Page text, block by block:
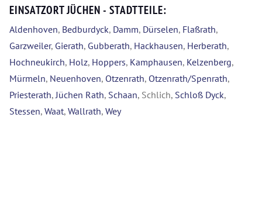
EINSATZORT JÜCHEN - STADTTEILE:
Aldenhoven, Bedburdyck, Damm, Dürselen, Flaßrath,
Garzweiler, Gierath, Gubberath, Hackhausen, Herberath,
Hochneukirch, Holz, Hoppers, Kamphausen, Kelzenberg,
Mürmeln, Neuenhoven, Otzenrath, Otzenrath/Spenrath,
Priesterath,Jüchen Rath, Schaan, Schlich, Schloß Dyck,
Stessen, Waat, Wallrath, Wey